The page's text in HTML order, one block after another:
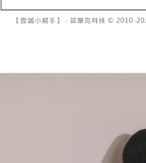
Jika transaksi tidak disahkan
tidak dipenuhi; butiran penilaian
berasingan dan tidak termasuk
pembayaran akan dihantar
AFTEE.
boleh melanjutkan tempoh
pesanan. Walau bagaimanapun,
menerima pesanan anda
NT$60/pesanan |
NT$10,000/pesanan